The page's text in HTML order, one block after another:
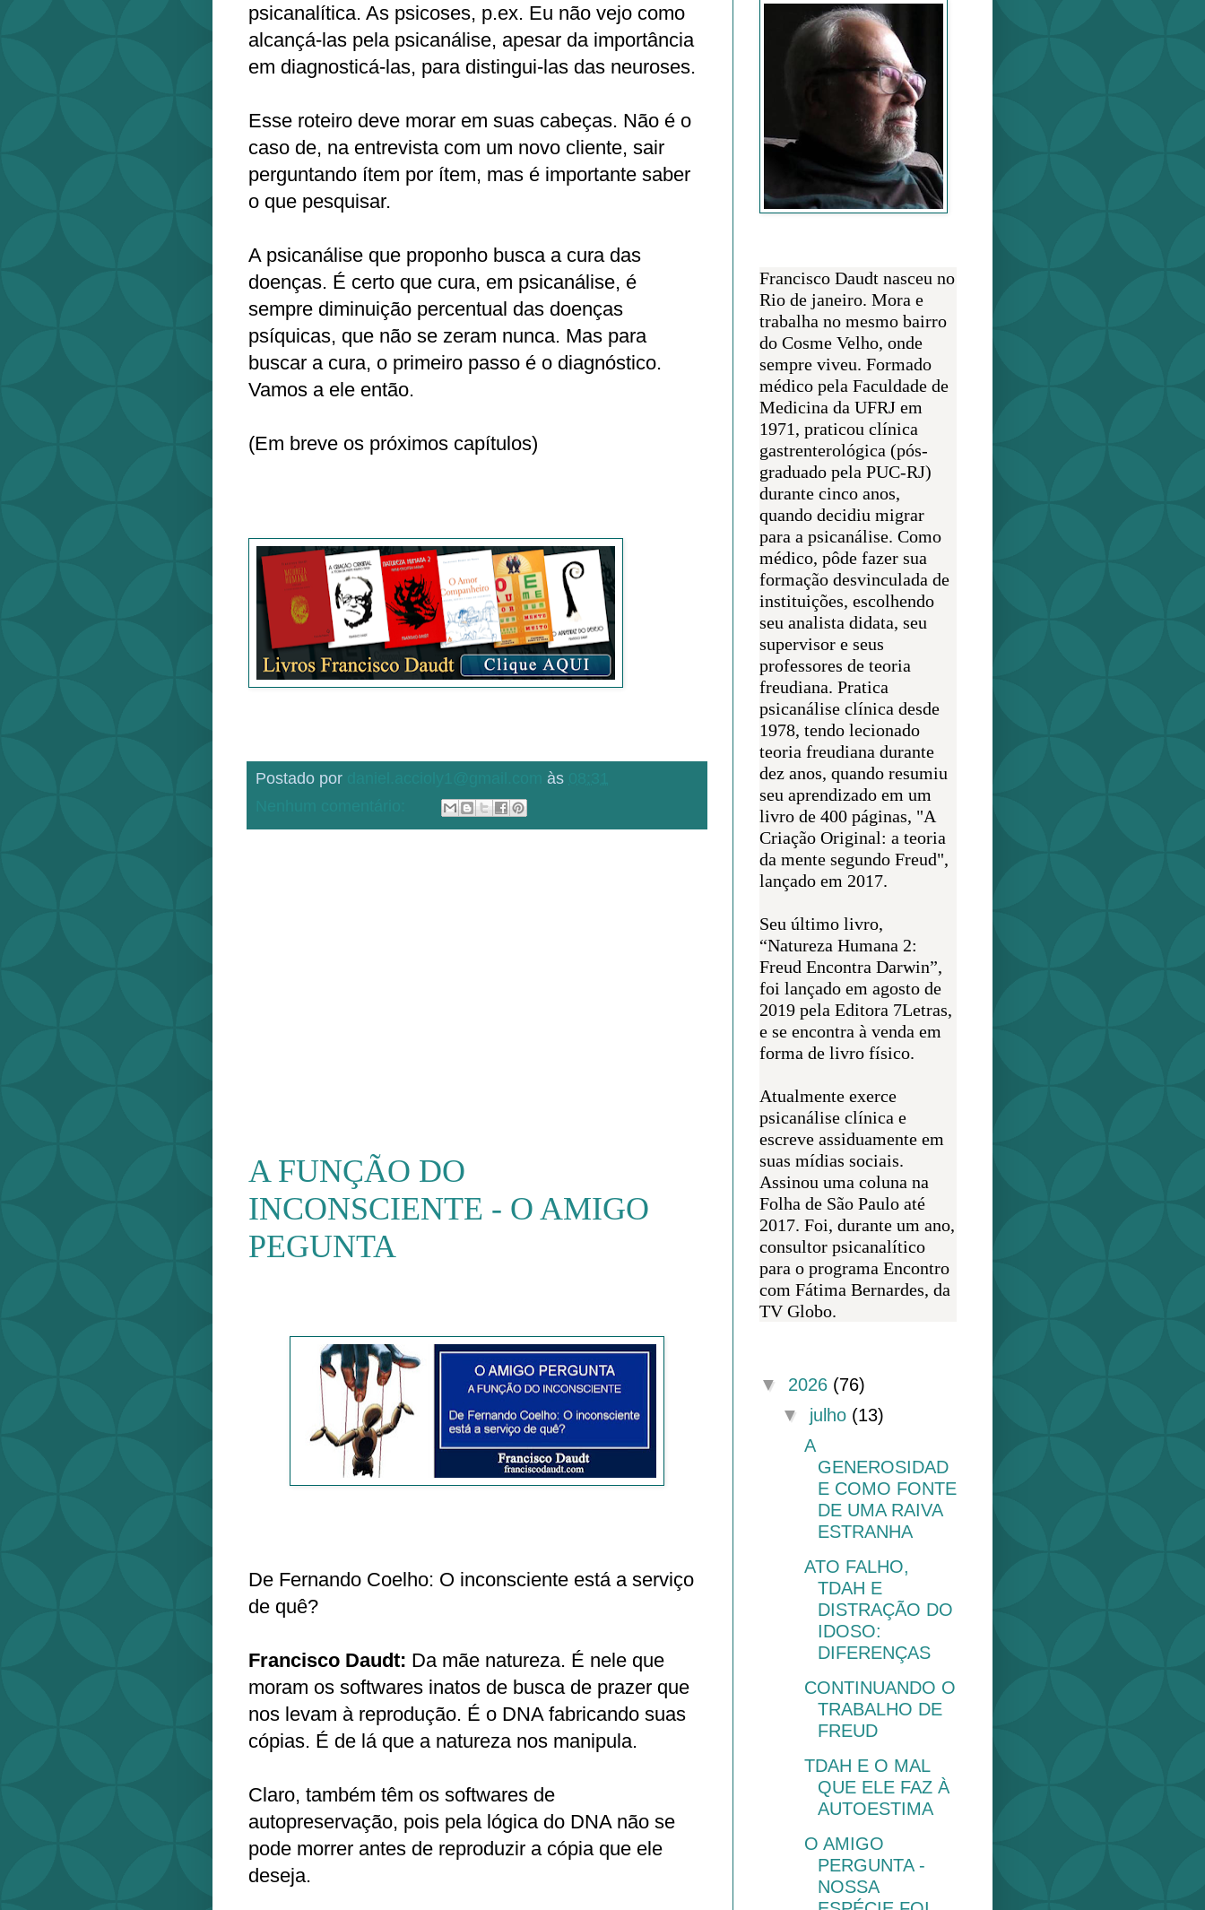
psicanalítica. As psicoses, p.ex. Eu não vejo como
alcançá-las pela psicanálise, apesar da importância
em diagnosticá-las, para distingui-las das neuroses.
Esse roteiro deve morar em suas cabeças. Não é o
caso de, na entrevista com um novo cliente, sair
perguntando ítem por ítem, mas é importante saber
o que pesquisar.
A psicanálise que proponho busca a cura das
doenças. É certo que cura, em psicanálise, é
sempre diminuição percentual das doenças
psíquicas, que não se zeram nunca. Mas para
buscar a cura, o primeiro passo é o diagnóstico.
Vamos a ele então.
(Em breve os próximos capítulos)
Postado por às
A FUNÇÃO DO
INCONSCIENTE - O AMIGO
PEGUNTA
De Fernando Coelho: O inconsciente está a serviço
de quê?
Francisco Daudt: Da mãe natureza. É nele que
moram os softwares inatos de busca de prazer que
nos levam à reprodução. É o DNA fabricando suas
cópias. É de lá que a natureza nos manipula.
Claro, também têm os softwares de
autopreservação, pois pela lógica do DNA não se
pode morrer antes de reproduzir a cópia que ele
deseja.
Francisco Daudt nasceu no
Rio de janeiro. Mora e
trabalha no mesmo bairro
do Cosme Velho, onde
sempre viveu. Formado
médico pela Faculdade de
Medicina da UFRJ em
1971, praticou clínica
gastrenterológica (pós-
graduado pela PUC-RJ)
durante cinco anos,
quando decidiu migrar
para a psicanálise. Como
médico, pôde fazer sua
formação desvinculada de
instituições, escolhendo
seu analista didata, seu
supervisor e seus
professores de teoria
freudiana. Pratica
psicanálise clínica desde
1978, tendo lecionado
teoria freudiana durante
dez anos, quando resumiu
seu aprendizado em um
livro de 400 páginas, "A
Criação Original: a teoria
da mente segundo Freud",
lançado em 2017.
Seu último livro,
“Natureza Humana 2:
Freud Encontra Darwin”,
foi lançado em agosto de
2019 pela Editora 7Letras,
e se encontra à venda em
forma de livro físico.
Atualmente exerce
psicanálise clínica e
escreve assiduamente em
suas mídias sociais.
Assinou uma coluna na
Folha de São Paulo até
2017. Foi, durante um ano,
consultor psicanalítico
para o programa Encontro
com Fátima Bernardes, da
TV Globo.
▼ 2026 (76)
▼ julho (13)
A
GENEROSIDAD
E COMO FONTE
DE UMA RAIVA
ESTRANHA
ATO FALHO,
TDAH E
DISTRAÇÃO DO
IDOSO:
DIFERENÇAS
CONTINUANDO O
TRABALHO DE
FREUD
TDAH E O MAL
QUE ELE FAZ À
AUTOESTIMA
O AMIGO
PERGUNTA -
NOSSA